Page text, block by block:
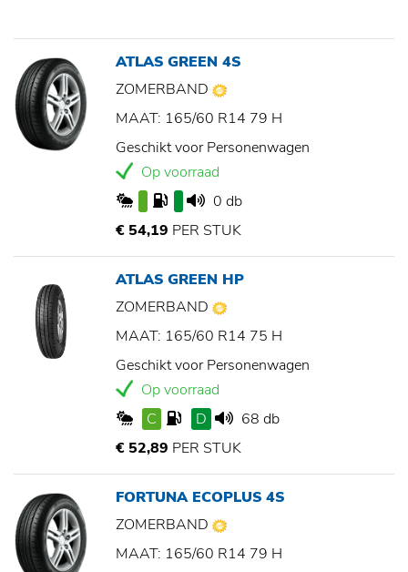
ATLAS GREEN 4S
ZOMERBAND
MAAT: 165/60 R14 79 H
Geschikt voor Personenwagen
Op voorraad
0 db
€ 54,19 PER STUK
ATLAS GREEN HP
ZOMERBAND
MAAT: 165/60 R14 75 H
Geschikt voor Personenwagen
Op voorraad
C
D
68 db
€ 52,89 PER STUK
FORTUNA ECOPLUS 4S
ZOMERBAND
MAAT: 165/60 R14 79 H